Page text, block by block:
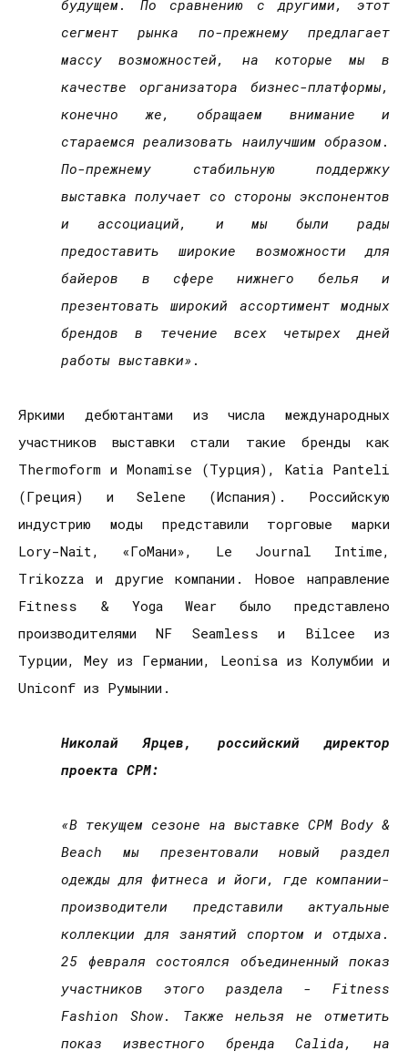
будущем. По сравнению с другими, этот
сегмент рынка по-прежнему предлагает
массу возможностей, на которые мы в
качестве организатора бизнес-платформы,
конечно же, обращаем внимание и
стараемся реализовать наилучшим образом.
По-прежнему стабильную поддержку
выставка получает со стороны экспонентов
и ассоциаций, и мы были рады
предоставить широкие возможности для
байеров в сфере нижнего белья и
презентовать широкий ассортимент модных
брендов в течение всех четырех дней
работы выставки».
Яркими дебютантами из числа международных
участников выставки стали такие бренды как
Thermoform и Monamise (Турция), Katia Panteli
(Греция) и Selene (Испания). Российскую
индустрию моды представили торговые марки
Lory-Nait , «ГоМани», Le Journal Intime,
Trikozza и другие компании. Новое направление
Fitness & Yoga Wear было представлено
производителямиNF Seamless и Bilcee из
Турции,Mey из Германии, Leonisa из Колумбии и
Uniconf из Румынии.
Николай Ярцев, российский директор
проекта CPM:
«В текущем сезоне на выставке CPMBody &
Beach мы презентовали новый раздел
одежды для фитнеса и йоги, где компании-
производители представили актуальные
коллекции для занятий спортом и отдыха.
25 февраля состоялся объединенный показ
участников этого раздела - Fitness
Fashion Show. Такженельзя не отметить
показ известного бренда Calida, на